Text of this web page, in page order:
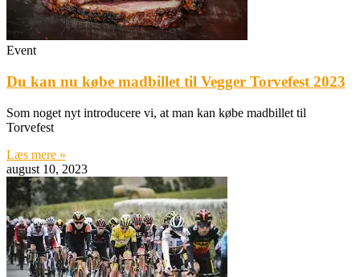
Event
Du kan nu købe madbillet til Vegger Torvefest 2023
Som noget nyt introducere vi, at man kan købe madbillet til
Torvefest
Læs mere »
august 10, 2023